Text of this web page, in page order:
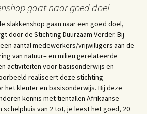
gaat naar goed doel
slakkenshop gaan naar een goed doel,
door de Stichting Duurzaam Verder. Bij
aantal medewerkers/vrijwilligers aan de
van natuur– en milieu gerelateerde
activiteiten voor basisonderwijs en
realiseert deze stichting
het kleuter en basisonderwijs. Bij deze
kennis met tientallen Afrikaanse
schelphuis van 2 tot, je leest het goed, 20